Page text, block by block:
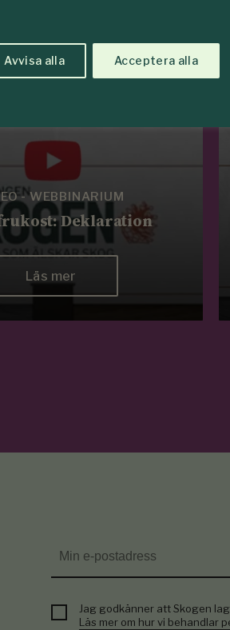
Avvisa alla Acceptera alla
- WEBBINARIUM
Deklaration
Läs mer
Jag godkänner att Skogen
Läs mer om hur vi behandlar